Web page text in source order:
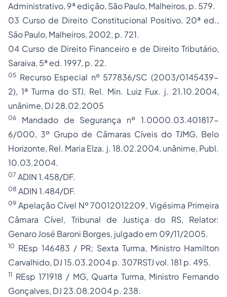
Administrativo, 9ª edição, São Paulo, Malheiros, p. 579.
03 Curso de Direito Constitucional Positivo, 20ª ed.,
São Paulo, Malheiros, 2002, p. 721.
04 Curso de Direito Financeiro e de Direito Tributário,
Saraiva, 5ª ed. 1997, p. 22.
05 Recurso Especial nº 577836/SC (2003/0145439-
2), 1ª Turma do STJ, Rel. Min. Luiz Fux. j. 21.10.2004,
unânime, DJ 28.02.2005
06
Mandado de Segurança nº 1.0000.03.401817-
6/000, 3º Grupo de Câmaras Cíveis do TJMG, Belo
Horizonte, Rel. Maria Elza. j. 18.02.2004, unânime, Publ.
10.03.2004.
07 ADIN 1.458/DF.
08 ADIN 1.484/DF.
09 Apelação Cível Nº 70012012209, Vigésima Primeira
Câmara Cível, Tribunal de Justiça do RS, Relator:
Genaro José Baroni Borges, julgado em 09/11/2005.
10 REsp 146483 / PR; Sexta Turma, Ministro Hamilton
Carvalhido, DJ 15.03.2004 p. 307RSTJ vol. 181 p. 495.
11 REsp 171918 / MG, Quarta Turma, Ministro Fernando
Gonçalves, DJ 23.08.2004 p. 238.